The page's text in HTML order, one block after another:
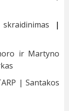
|
ir Martyno
| Santakos